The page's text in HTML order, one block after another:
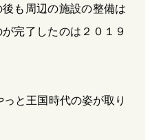
も周辺の施設の整備は
完了したのは２０１９
と王国時代の姿が取り